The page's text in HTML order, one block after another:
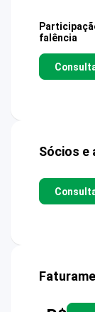
falência
Sócios e